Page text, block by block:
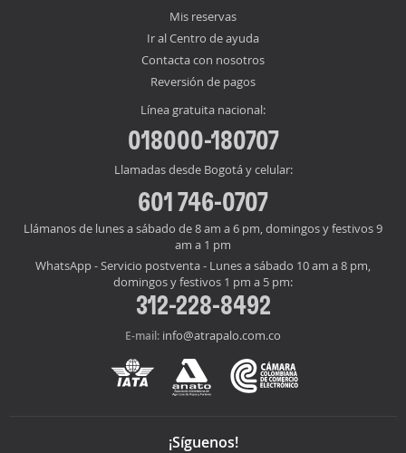
Mis reservas
Ir al Centro de ayuda
Contacta con nosotros
Reversión de pagos
Línea gratuita nacional:
018000-180707
Llamadas desde Bogotá y celular:
601 746-0707
Llámanos de lunes a sábado de 8 am a 6 pm, domingos y festivos 9
am a 1 pm
WhatsApp - Servicio postventa - Lunes a sábado 10 am a 8 pm,
domingos y festivos 1 pm a 5 pm:
312-228-8492
E-mail: info@atrapalo.com.co
¡Síguenos!